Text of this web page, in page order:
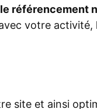
référencement
votre
site et ainsi